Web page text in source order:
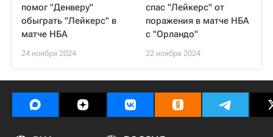
помог "Денверу"
обыграть "Лейкерс" в
матче НБА
24 ноября 2024
спас "Лейкерс" от
поражения в матче НБА
с "Орландо"
22 ноября 2024